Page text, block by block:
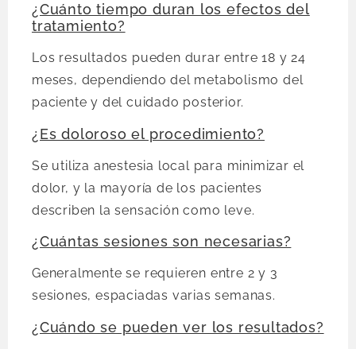
¿Cuánto tiempo duran los efectos del
tratamiento?
Los resultados pueden durar entre 18 y 24
meses, dependiendo del metabolismo del
paciente y del cuidado posterior.
¿Es doloroso el procedimiento?
Se utiliza anestesia local para minimizar el
dolor, y la mayoría de los pacientes
describen la sensación como leve.
¿Cuántas sesiones son necesarias?
Generalmente se requieren entre 2 y 3
sesiones, espaciadas varias semanas.
¿Cuándo se pueden ver los resultados?